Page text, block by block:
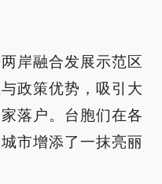
岸融合发展示范区
政策优势，吸引大
落户。台胞们在各
市增添了一抹亮丽